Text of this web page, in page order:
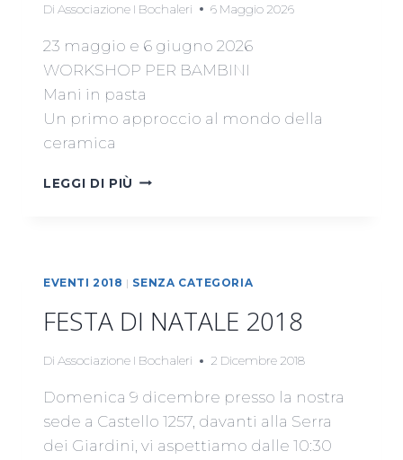
Di Associazione I Bochaleri 6 Maggio 2026
23 maggio e 6 giugno 2026
WORKSHOP PER BAMBINI
Mani in pasta
Un primo approccio al mondo della
ceramica
LEGGI DI PIÙ WORKSHOP
EVENTI 2018 | SENZA CATEGORIA
FESTA DI NATALE 2018
Di Associazione I Bochaleri 2 Dicembre 2018
Domenica 9 dicembre presso la nostra
sede a Castello 1257, davanti alla Serra
dei Giardini, vi aspettiamo dalle 10:30